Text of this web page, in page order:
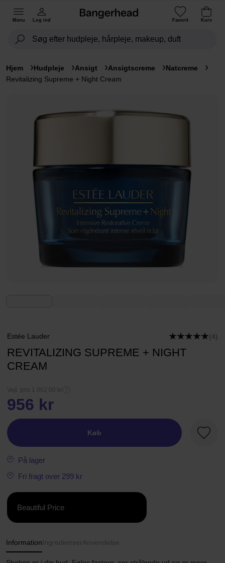
Menu Log ind Favorit Kurv
Hjem Hudpleje Ansigt Ansigtscreme
Natcreme
Revitalizing Supreme + Night Cream
Estée Lauder (4)
REVITALIZING SUPREME + NIGHT
CREAM
Vejl. pris 1 062,00 kr
956 kr
Køb
På lager
Fri fragt over 299 kr
Beautiful Price
Information Ingredienser Anvendelse